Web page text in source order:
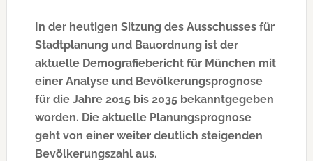
In der heutigen Sitzung des Ausschusses für
Stadtplanung und Bauordnung ist der
aktuelle Demografiebericht für München mit
einer Analyse und Bevölkerungsprognose
für die Jahre 2015 bis 2035 bekanntgegeben
worden. Die aktuelle Planungsprognose
geht von einer weiter deutlich steigenden
Bevölkerungszahl aus.